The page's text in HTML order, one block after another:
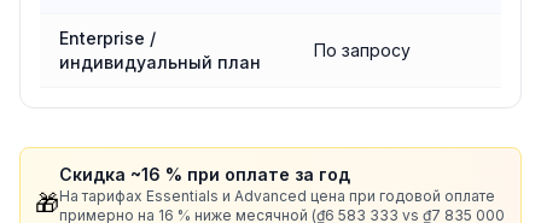
Enterprise /
индивидуальный план
По запросу
🎁
Скидка ~16 % при оплате за год
На тарифах Essentials и Advanced цена при годовой оплате
примерно на 16 % ниже месячной (₫6 583 333 vs ₫7 835 000